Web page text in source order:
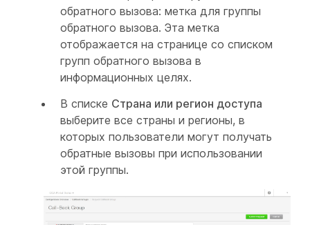
обратного вызова: метка для группы
обратного вызова. Эта метка
отображается на странице со списком
групп обратного вызова в
информационных целях.
В списке Страна или регион доступа
выберите все страны и регионы, в
которых пользователи могут получать
обратные вызовы при использовании
этой группы.